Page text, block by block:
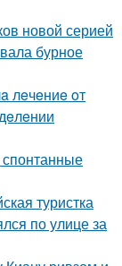
новой серией
бурное
лeчeниe oт
туристка
по улице за